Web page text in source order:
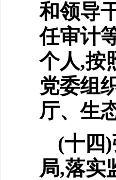
和领导
任审计
个人,按
党委组
厅、生
(十四
局,落实